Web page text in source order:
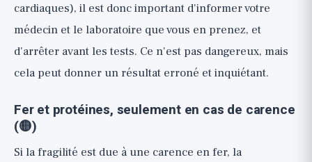
cardiaques), il est donc important d'informer votre
médecin et le laboratoire que vous en prenez, et
d'arrêter avant les tests. Ce n'est pas dangereux, mais
cela peut donner un résultat erroné et inquiétant.
Fer et protéines, seulement en cas de carence
(🟡)
Si la fragilité est due à une carence en fer, la